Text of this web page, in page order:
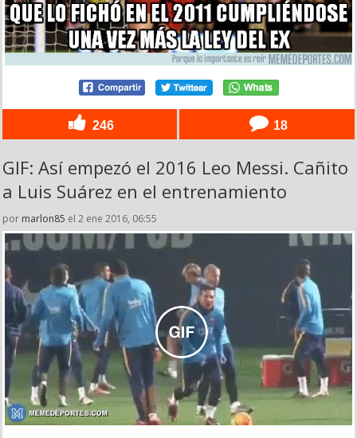
246 18
GIF: Así empezó el 2016 Leo Messi. Cañito
a Luis Suárez en el entrenamiento
por marlon85 el 2 ene 2016, 06:55